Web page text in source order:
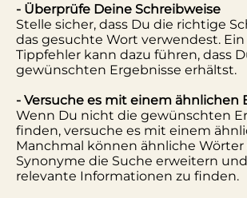
- Überprüfe Deine Schreibweise
Stelle sicher, dass Du die richtige
das gesuchte Wort verwendest.
Tippfehler kann dazu führen, dass
gewünschten Ergebnisse erhältst.
- Versuche es mit einem ähnlichen
Wenn Du nicht die gewünschten
finden, versuche es mit einem
Manchmal können ähnliche Wörter
Synonyme die Suche erweitern
relevante Informationen zu finden.